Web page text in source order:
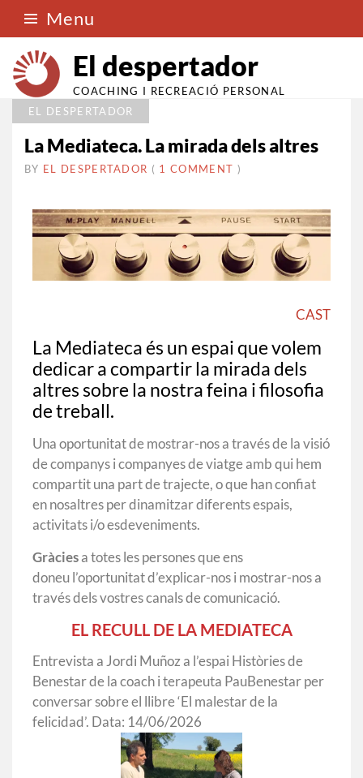
Menu
El despertador
COACHING I RECREACIÓ PERSONAL
EL DESPERTADOR
La Mediateca. La mirada dels altres
BY EL DESPERTADOR ON
24
•( 1 COMMENT )
CAST
La Mediateca és un espai que volem
dedicar a compartir la mirada dels
altres sobre la nostra feina i filosofia
de treball.
Una oportunitat de mostrar-nos a través de la visió
de companys i companyes de viatge amb qui hem
compartit una part de trajecte, o que han confiat
en nosaltres per dinamitzar diferents espais,
activitats i/o esdeveniments.
Gràcies a totes les persones que ens
doneu l’oportunitat d’explicar-nos i mostrar-nos a
través dels vostres canals de comunicació.
EL RECULL DE LA MEDIATECA
Entrevista a Jordi Muñoz a l’espai Històries de
Benestar de la coach i terapeuta PauBenestar per
conversar sobre el llibre ‘El malestar de la
felicidad’. Data: 14/06/2026